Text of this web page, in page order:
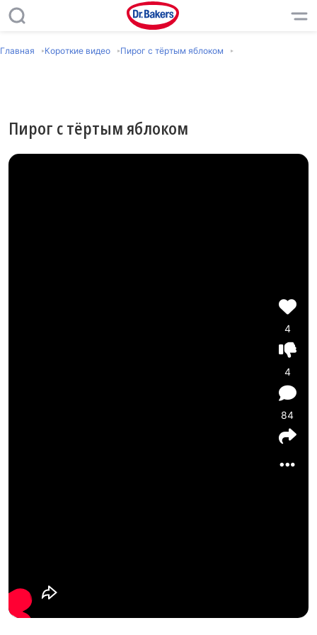
Главная Короткие видео Пирог с тёртым яблоком
Пирог с тёртым яблоком
4
4
84